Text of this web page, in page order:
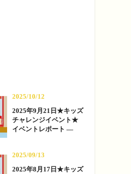
2025/10/12
2025年9月21日★キッズ
チャレンジイベント★
イベントレポート —
2025/09/13
2025年8月17日★キッズ